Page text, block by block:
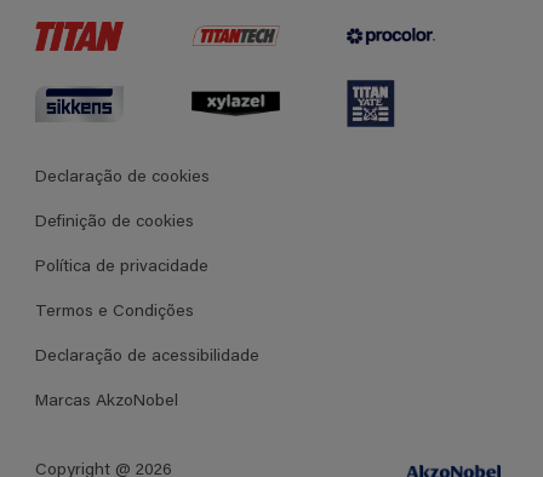
Termos e Condições Gerais de Venda
Declaração de cookies
Definição de cookies
Política de privacidade
Termos e Condições
Declaração de acessibilidade
Marcas AkzoNobel
Copyright @ 2026